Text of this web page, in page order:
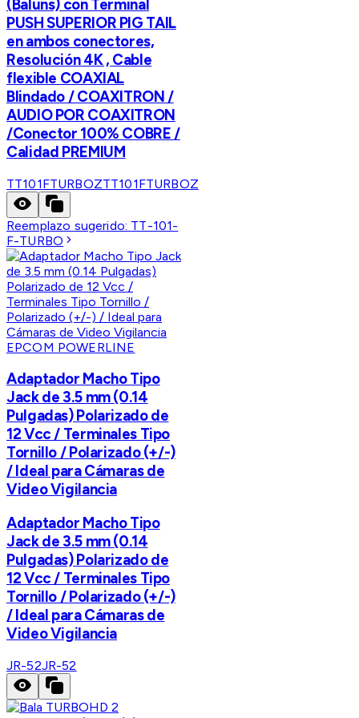
(Baluns) con Terminal
PUSH SUPERIOR PIG TAIL
en ambos conectores,
Resolución 4K , Cable
flexible COAXIAL
Blindado / COAXITRON /
AUDIO POR COAXITRON
/Conector 100% COBRE /
Calidad PREMIUM
TT101FTURBOZTT101FTURBOZ
Reemplazo sugerido: TT-101-
F-TURBO
EPCOM POWERLINE
Adaptador Macho Tipo
Jack de 3.5 mm (0.14
Pulgadas) Polarizado de
12 Vcc / Terminales Tipo
Tornillo / Polarizado (+/-)
/ Ideal para Cámaras de
Video Vigilancia
Adaptador Macho Tipo
Jack de 3.5 mm (0.14
Pulgadas) Polarizado de
12 Vcc / Terminales Tipo
Tornillo / Polarizado (+/-)
/ Ideal para Cámaras de
Video Vigilancia
JR-52JR-52